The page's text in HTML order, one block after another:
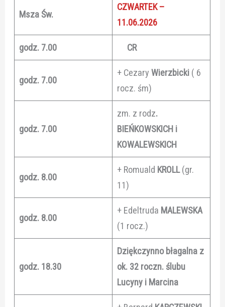
Msza Św.
CZWARTEK –
11.06.2026
godz. 7.00 CR
godz. 7.00
+ CezaryWierzbicki ( 6
rocz. śm)
godz. 7.00
zm. z rodz.
BIEŃKOWSKICH i
KOWALEWSKICH
godz. 8.00
+ Romuald KROLL(gr.
11)
godz. 8.00
+ Edeltruda MALEWSKA
(1 rocz.)
godz. 18.30
Dziękczynno błagalna z
ok. 32 roczn. ślubu
Lucyny i Marcina